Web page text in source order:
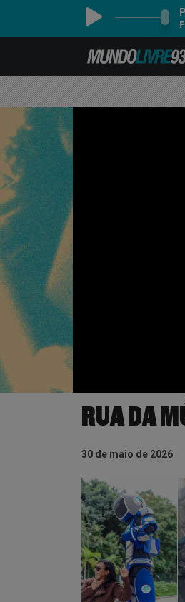
RUA DA
30 de maio de 2026